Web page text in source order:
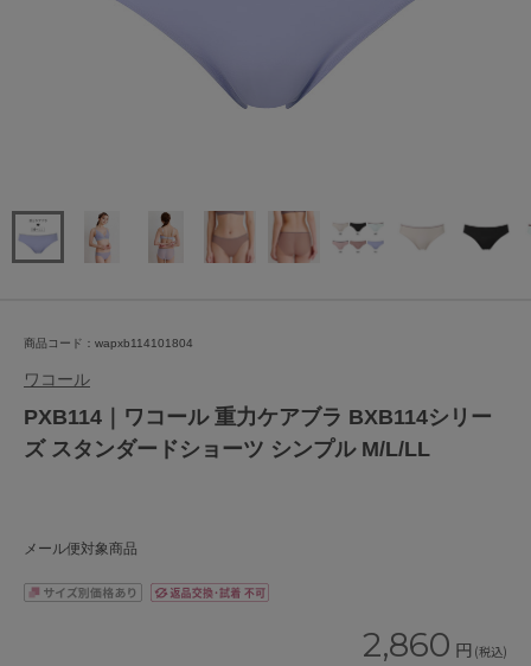
商品コード：wapxb114101804
ワコール
PXB114｜ワコール 重力ケアブラ BXB114シリー
ズ スタンダードショーツ シンプル M/L/LL
メール便対象商品
2,860 円 (税込)